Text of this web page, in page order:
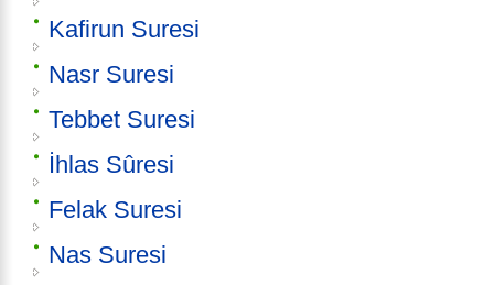
Kafirun Suresi
Nasr Suresi
Tebbet Suresi
İhlas Sûresi
Felak Suresi
Nas Suresi